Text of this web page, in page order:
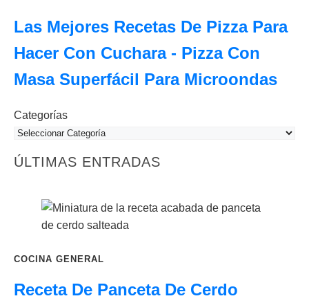
Las Mejores Recetas De Pizza Para
Hacer Con Cuchara - Pizza Con
Masa Superfácil Para Microondas
Categorías
ÚLTIMAS ENTRADAS
COCINA GENERAL
Receta De Panceta De Cerdo